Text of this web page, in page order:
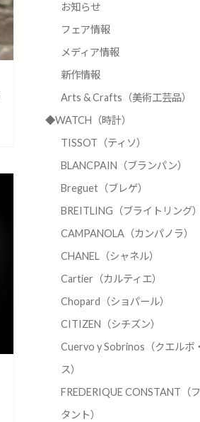
お知らせ
フェア情報
メディア情報
新作情報
Arts & Crafts（美術工芸品）
◆WATCH（時計）
TISSOT（ティソ）
BLANCPAIN（ブランパン）
Breguet（ブレゲ）
BREITLING（ブライトリング）
CAMPANOLA（カンパノラ）
CHANEL（シャネル）
Cartier（カルティエ）
Chopard（ショパール）
CITIZEN（シチズン）
Cuervo y Sobrinos（クエルボ
ス）
FREDERIQUE CONSTANT（
タント）